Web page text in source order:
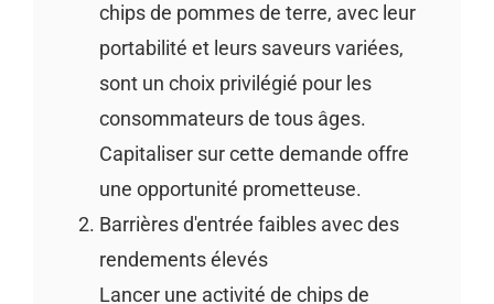
chips de pommes de terre, avec leur
portabilité et leurs saveurs variées,
sont un choix privilégié pour les
consommateurs de tous âges.
Capitaliser sur cette demande offre
une opportunité prometteuse.
Barrières d'entrée faibles avec des
rendements élevés
Lancer une activité de chips de